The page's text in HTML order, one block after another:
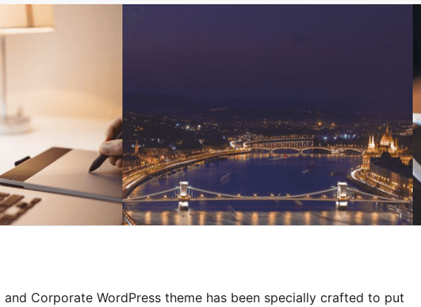
Corporate WordPress theme has been specially crafted to put